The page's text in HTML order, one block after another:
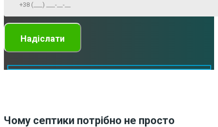
Чому септики потрібно не просто